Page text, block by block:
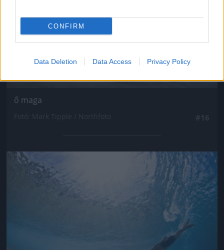
CONFIRM
Data Deletion Data Access Privacy Policy
ő maga